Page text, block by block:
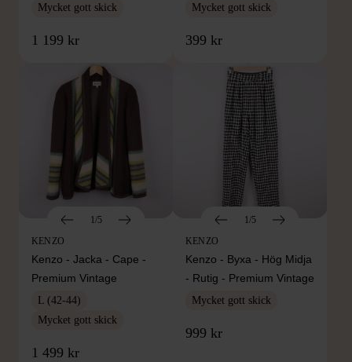
Mycket gott skick
1 199 kr
Mycket gott skick
399 kr
1/5
KENZO
Kenzo - Jacka - Cape -
Premium Vintage
L (42-44)
Mycket gott skick
1 499 kr
1/5
KENZO
Kenzo - Byxa - Hög Midja
- Rutig - Premium Vintage
Mycket gott skick
999 kr